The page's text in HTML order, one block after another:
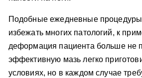
Подобные ежедневные процедуры
избежать многих патологий, к
деформация пациента больше не
эффективную мазь легко
условиях, но в каждом случае